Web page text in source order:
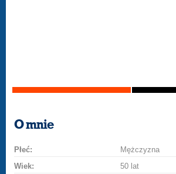
O mnie
Płeć:
Mężczyzna
Wiek:
50 lat